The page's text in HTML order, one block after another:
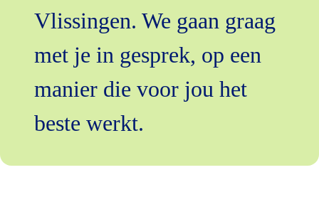
Vlissingen. We gaan graag
met je in gesprek, op een
manier die voor jou het
beste werkt.